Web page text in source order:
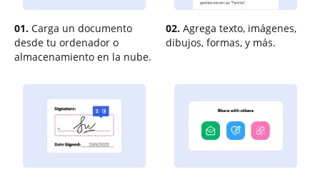
01. Carga un documento
desde tu ordenador o
almacenamiento en la nube.
02. Agrega texto, imágenes,
dibujos, formas, y más.